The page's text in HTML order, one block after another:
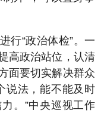
行“政治体检”。一
高政治站位，认清
面要切实解决群众
说法，能不能及时
。”中央巡视工作